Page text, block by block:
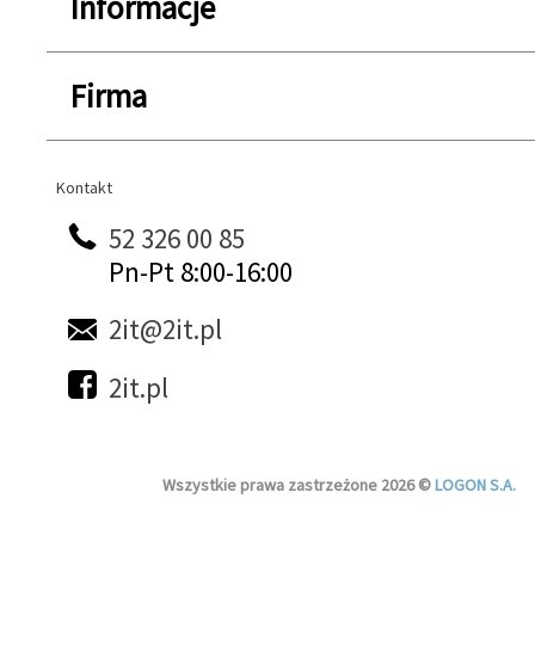
Firma
Kontakt
Kontakt
52 326 00 85
Pn-Pt 8:00-16:00
2it@2it.pl
2it.pl
Wszystkie prawa zastrzeżone 2026 ©LOGON S.A.